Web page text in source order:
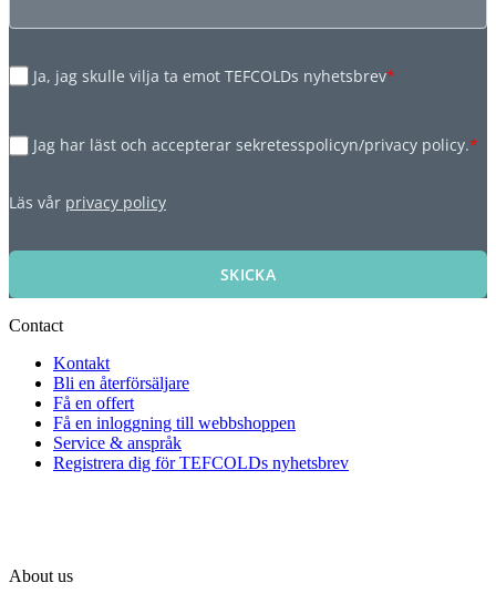
Ja, jag skulle vilja ta emot TEFCOLDs nyhetsbrev*
Jag har läst och accepterar sekretesspolicyn/privacy policy.*
Läs vår privacy policy
SKICKA
Contact
Kontakt
Bli en återförsäljare
Få en offert
Få en inloggning till webbshoppen
Service & anspråk
Registrera dig för TEFCOLDs nyhetsbrev
About us